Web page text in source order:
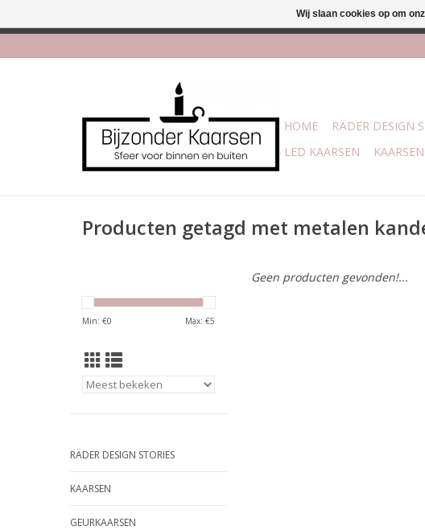
HOME RÄDER DESIGN
LED KAARSEN
Producten getagd met metalen
Min: €0 Max: €5
RÄDER DESIGN STORIES
KAARSEN
GEURKAARSEN
Geen producten gevonden!...
Wij slaan cookies op om
Afhalen is mogelijk bij